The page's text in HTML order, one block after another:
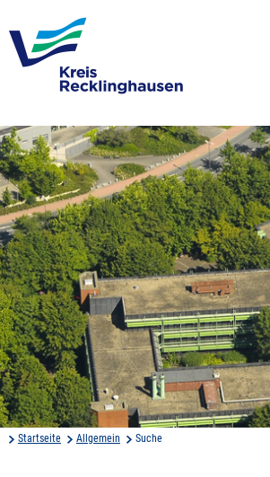
Startseite Allgemein Suche